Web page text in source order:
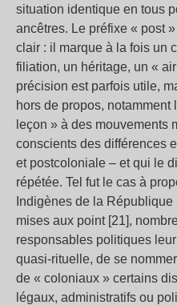
situation identique en tous
ancêtres. Le préfixe « post
clair : il marque à la fois un
filiation, un héritage, un «
précision est parfois utile,
hors de propos, notamment
leçon » à des mouvements
conscients des différences
et postcoloniale – et qui le
répétée. Tel fut le cas à
Indigènes de la
mises aux point [21],
responsables politiques
quasi-rituelle, de se
de « coloniaux » certains
légaux, administratifs ou